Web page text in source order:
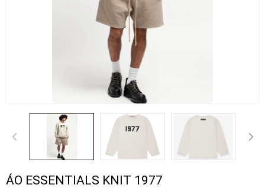
ÁO ESSENTIALS KNIT 1977